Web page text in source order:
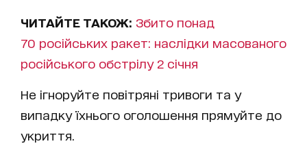
ЧИТАЙТЕ ТАКОЖ: Збито понад
70 російських ракет: наслідки масованого
російського обстрілу 2 січня
Не ігноруйте повітряні тривоги та у
випадку їхнього оголошення прямуйте до
укриття.